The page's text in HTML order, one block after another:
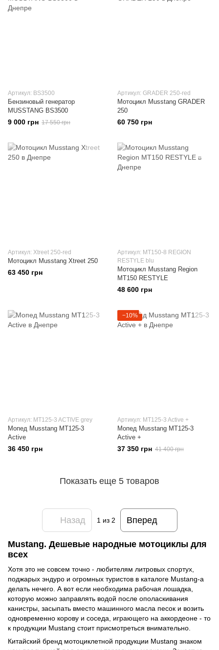
Артикул: BS3500
Бензиновый генератор
MUSSTANG BS3500
9 000 грн 17 550 грн
Артикул: GRADER 250-red
Мотоцикл Musstang GRADER
250
60 750 грн
Артикул: Xtreet 250-red
Мотоцикл Musstang Xtreet 250
63 450 грн
Артикул: МТ150-8 REGION
RESTYLE blu
Мотоцикл Musstang Region
МТ150 RESTYLE
48 600 грн
Артикул: MT125-3 ACTIVE grey
Мопед Musstang MT125-3
Active
36 450 грн
−10%
Артикул: MT125-3 Active +
Мопед Musstang MT125-3
Active +
37 350 грн 41 400 грн
Показать еще 5 товаров
Назад 1из 2 Вперед
Mustang. Дешевые народные мотоциклы для
всех
Хотя это не совсем точно - любителям литровых спортух,
поджарых эндуро и огромных туристов в каталоге Mustang-а
делать нечего. А вот если необходима рабочая лошадка,
которую можно заправлять водой после ополаскивания
канистры, засыпать вместо машинного масла песок и возить
одновременно корову и соседа, играющего на аккордеоне - то
к продукции Mustang стоит присмотреться внимательно.
Китайский бренд мотоциклетной продукции Mustang знаком